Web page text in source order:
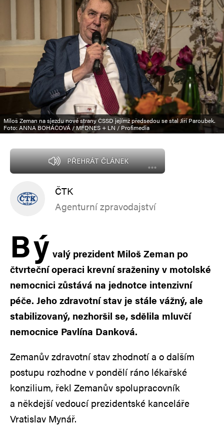
Miloš Zeman na sjezdu nové strany ČSSD jejímž předsedou se stal Jiří Paroubek.
Foto: ANNA BOHÁČOVÁ / MFDNES + LN / Profimedia
PŘEHRÁT ČLÁNEK
ČTK
Agenturní zpravodajství
Bý valý prezident Miloš Zeman po
čtvrteční operaci krevní sraženiny v motolské
nemocnici zůstává na jednotce intenzivní
péče. Jeho zdravotní stav je stále vážný, ale
stabilizovaný, nezhoršil se, sdělila mluvčí
nemocnice Pavlína Danková.
Zemanův zdravotní stav zhodnotí a o dalším
postupu rozhodne v pondělí ráno lékařské
konzilium, řekl Zemanův spolupracovník
a někdejší vedoucí prezidentské kanceláře
Vratislav Mynář.